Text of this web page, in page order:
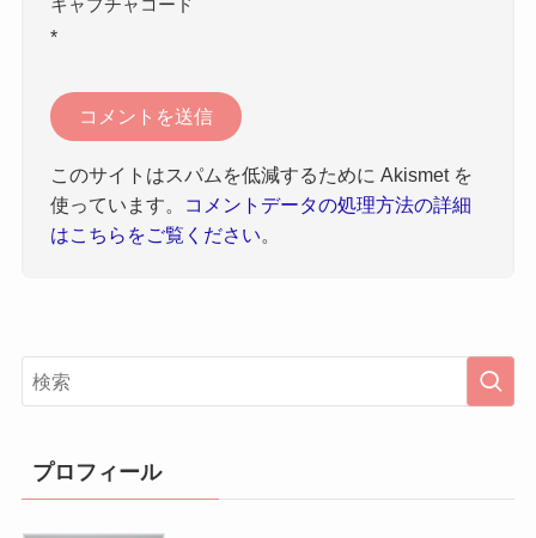
キャプチャコード
*
このサイトはスパムを低減するために Akismet を
使っています。
コメントデータの処理方法の詳細
はこちらをご覧ください。
プロフィール